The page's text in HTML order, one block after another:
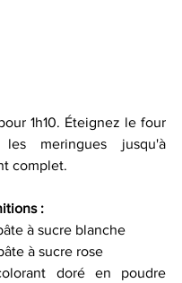
1h10. Éteignez le four
meringues jusqu'à
complet.
:
à sucre blanche
à sucre rose
doré en poudre